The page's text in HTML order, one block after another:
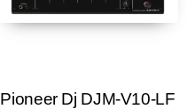
Pioneer Dj DJM-V10-LF